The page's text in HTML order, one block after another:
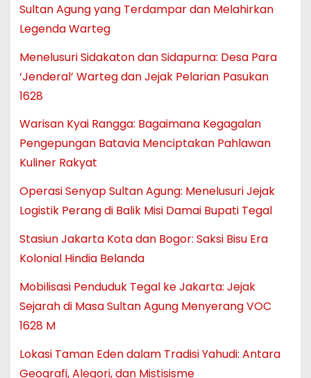
Sultan Agung yang Terdampar dan Melahirkan
Legenda Warteg
Menelusuri Sidakaton dan Sidapurna: Desa Para
‘Jenderal’ Warteg dan Jejak Pelarian Pasukan
1628
Warisan Kyai Rangga: Bagaimana Kegagalan
Pengepungan Batavia Menciptakan Pahlawan
Kuliner Rakyat
Operasi Senyap Sultan Agung: Menelusuri Jejak
Logistik Perang di Balik Misi Damai Bupati Tegal
Stasiun Jakarta Kota dan Bogor: Saksi Bisu Era
Kolonial Hindia Belanda
Mobilisasi Penduduk Tegal ke Jakarta: Jejak
Sejarah di Masa Sultan Agung Menyerang VOC
1628 M
Lokasi Taman Eden dalam Tradisi Yahudi: Antara
Geografi, Alegori, dan Mistisisme